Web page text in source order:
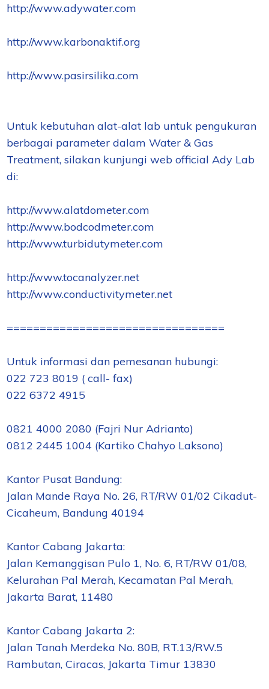
http://www.adywater.com
http://www.karbonaktif.org
http://www.pasirsilika.com
Untuk kebutuhan alat-alat lab untuk pengukuran
berbagai parameter dalam Water & Gas
Treatment, silakan kunjungi web official Ady Lab
di:
http://www.alatdometer.com
http://www.bodcodmeter.com
http://www.turbidutymeter.com
http://www.tocanalyzer.net
http://www.conductivitymeter.net
=================================
Untuk informasi dan pemesanan hubungi:
022 723 8019 ( call- fax)
022 6372 4915
0821 4000 2080 (Fajri Nur Adrianto)
0812 2445 1004 (Kartiko Chahyo Laksono)
Kantor Pusat Bandung:
Jalan Mande Raya No. 26, RT/RW 01/02 Cikadut-
Cicaheum, Bandung 40194
Kantor Cabang Jakarta:
Jalan Kemanggisan Pulo 1, No. 6, RT/RW 01/08,
Kelurahan Pal Merah, Kecamatan Pal Merah,
Jakarta Barat, 11480
Kantor Cabang Jakarta 2:
Jalan Tanah Merdeka No. 80B, RT.13/RW.5
Rambutan, Ciracas, Jakarta Timur 13830